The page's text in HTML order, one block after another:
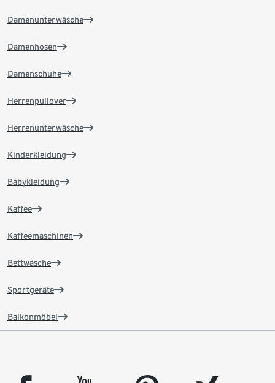
Damenunterwäsche
Damenhosen
Damenschuhe
Herrenpullover
Herrenunterwäsche
Kinderkleidung
Babykleidung
Kaffee
Kaffeemaschinen
Bettwäsche
Sportgeräte
Balkonmöbel